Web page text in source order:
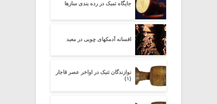
جایگاه تمبک در رده بندی سازها
افسانه آدمکهای چوبی در معبد
نوازندگان تنبک در اواخر عصر قاجار
(۱)